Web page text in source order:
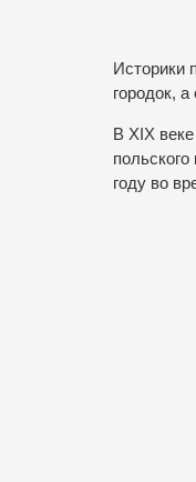
Историки
городок,
В XIX
году во